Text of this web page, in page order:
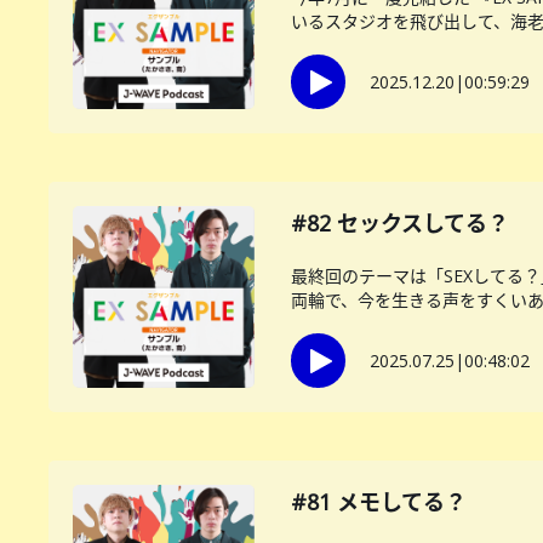
いるスタジオを飛び出して、海
2025.12.20 |00:59:29
#82 セックスしてる？
最終回のテーマは「SEXしてる
両輪で、今を生きる声をすくい
2025.07.25 |00:48:02
#81 メモしてる？